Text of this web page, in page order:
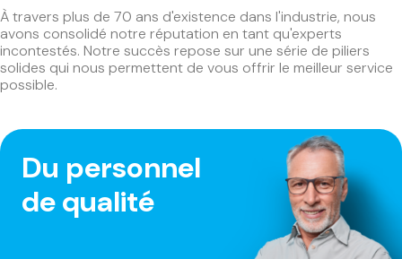
À travers plus de 70 ans d'existence dans l'industrie, nous
avons consolidé notre réputation en tant qu'experts
incontestés. Notre succès repose sur une série de piliers
solides qui nous permettent de vous offrir le meilleur service
possible.
Du personnel
de qualité